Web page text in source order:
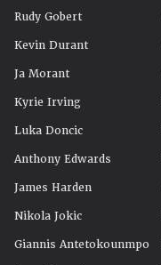
Rudy Gobert
Kevin Durant
Ja Morant
Kyrie Irving
Luka Doncic
Anthony Edwards
James Harden
Nikola Jokic
Giannis Antetokounmpo